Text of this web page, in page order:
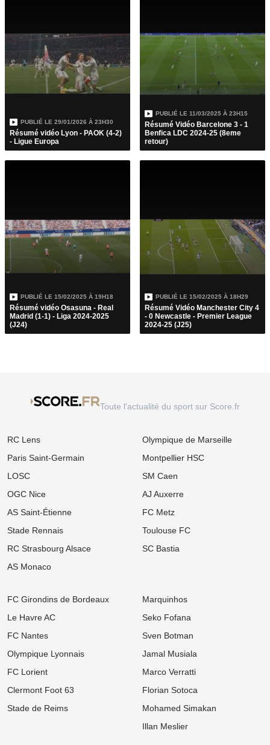
PUBLIÉ LE 29/01/2026 À 23H30
Résumé vidéo Lyon - PAOK (4-2)
- Ligue Europa
PUBLIÉ LE 11/03/2025 À 23H15
Résumé Vidéo Barcelone 3 - 1
Benfica LDC 2024-25 (8eme
retour)
PUBLIÉ LE 15/02/2025 À 19H18
Résumé vidéo Osasuna - Real
Madrid (1-1) - Liga 2024-2025
(J24)
PUBLIÉ LE 15/02/2025 À 18H29
Résumé Vidéo Manchester City 4
- 0 Newcastle - Premier League
2024-25 (J25)
Toute l'actualité du sport sur Score.fr
RC Lens
Paris Saint-Germain
LOSC
OGC Nice
AS Saint-Étienne
Stade Rennais
RC Strasbourg Alsace
AS Monaco
Olympique de Marseille
Montpellier HSC
SM Caen
AJ Auxerre
FC Metz
Toulouse FC
SC Bastia
FC Girondins de Bordeaux
Le Havre AC
FC Nantes
Olympique Lyonnais
FC Lorient
Clermont Foot 63
Stade de Reims
Marquinhos
Seko Fofana
Sven Botman
Jamal Musiala
Marco Verratti
Florian Sotoca
Mohamed Simakan
Illan Meslier